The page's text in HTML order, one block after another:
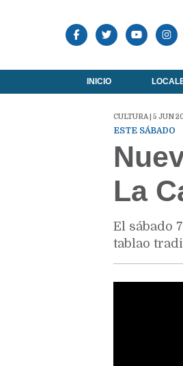
INICIO
CULTURA | 5 JUN
ESTE SÁBADO
La
El sábado
tablao